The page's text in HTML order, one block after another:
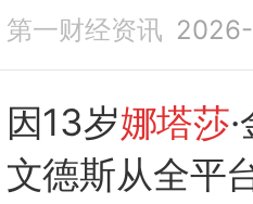
第一财经资讯
因13岁娜塔莎
文德斯从全平